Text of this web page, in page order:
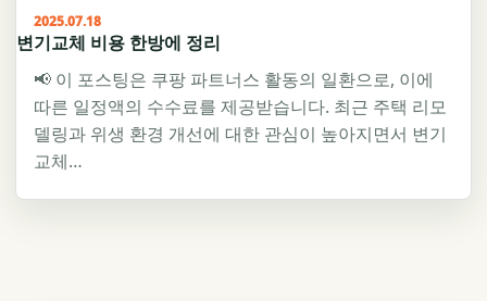
2025.07.18
변기교체 비용 한방에 정리
📢 이 포스팅은 쿠팡 파트너스 활동의 일환으로, 이에
따른 일정액의 수수료를 제공받습니다. 최근 주택 리모
델링과 위생 환경 개선에 대한 관심이 높아지면서 변기
교체…